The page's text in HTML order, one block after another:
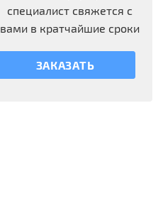
специалист свяжется с
вами в кратчайшие сроки
ЗАКАЗАТЬ